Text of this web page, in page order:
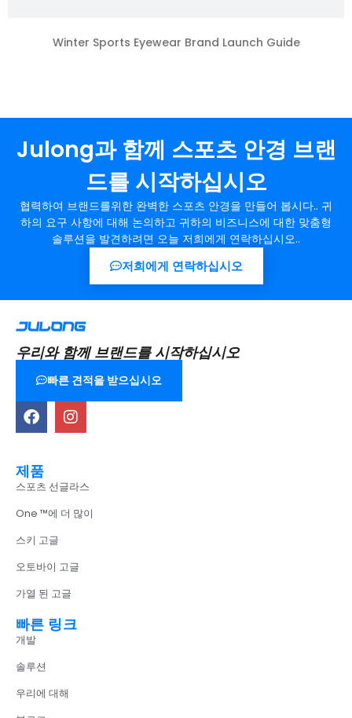
Winter Sports Eyewear Brand Launch Guide
Julong과 함께 스포츠 안경 브랜
드를 시작하십시오
협력하여 브랜드를위한 완벽한 스포츠 안경을 만들어 봅시다.. 귀
하의 요구 사항에 대해 논의하고 귀하의 비즈니스에 대한 맞춤형
솔루션을 발견하려면 오늘 저희에게 연락하십시오..
저희에게 연락하십시오
우리와 함께 브랜드를 시작하십시오
빠른 견적을 받으십시오
제품
스포츠 선글라스
One ™에 더 많이
스키 고글
오토바이 고글
가열 된 고글
빠른 링크
개발
솔루션
우리에 대해